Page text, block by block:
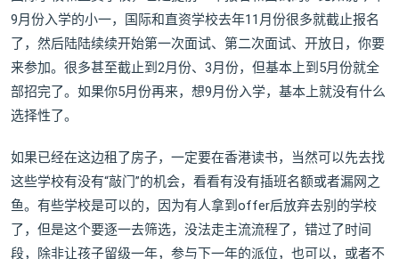
9月份入学的小一，国际和直资学校去年11月份很多就截止报名
了，然后陆陆续续开始第一次面试、第二次面试、开放日，你要
来参加。很多甚至截止到2月份、3月份，但基本上到5月份就全
部招完了。如果你5月份再来，想9月份入学，基本上就没有什么
选择性了。
如果已经在这边租了房子，一定要在香港读书，当然可以先去找
这些学校有没有“敲门”的机会，看看有没有插班名额或者漏网之
鱼。有些学校是可以的，因为有人拿到offer后放弃去别的学校
了，但是这个要逐一去筛选，没法走主流流程了，错过了时间
段，除非让孩子留级一年，参与下一年的派位，也可以，或者不